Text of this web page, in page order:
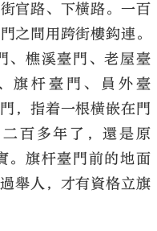
官路、下橫路。一百
之間用跨街樓鈎連。
、樵溪臺門、老屋臺
旗杆臺門、員外臺
，指着一根橫嵌在門
百多年了，還是原
。旗杆臺門前的地面
舉人，才有資格立旗